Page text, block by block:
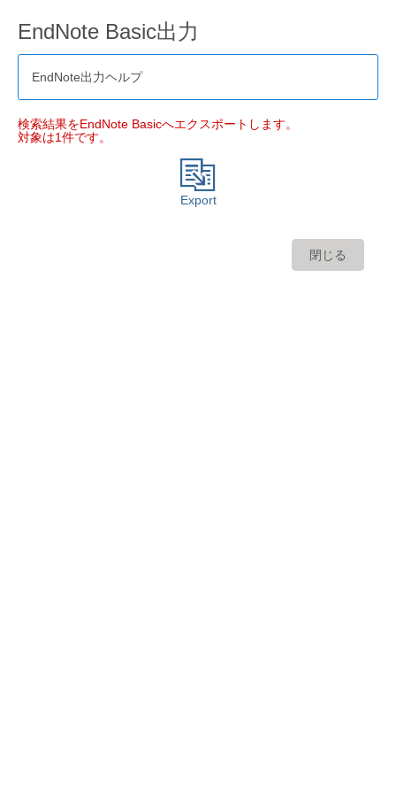
EndNote Basic出力
EndNote出力ヘルプ
検索結果をEndNote Basicへエクスポートします。
対象は1件です。
Export